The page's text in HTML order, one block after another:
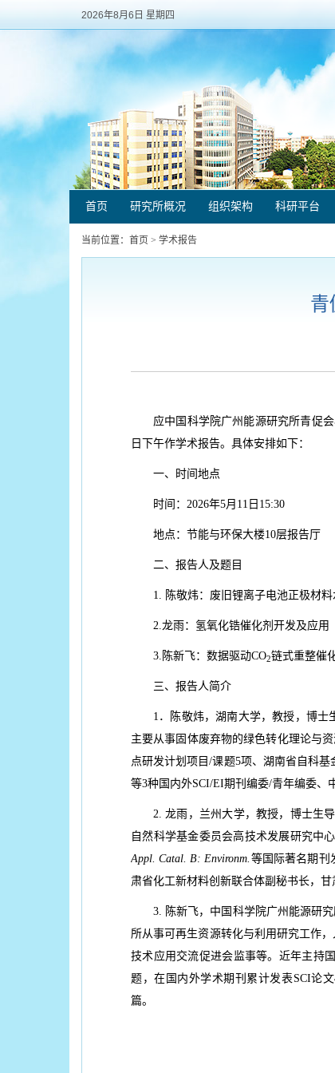
2026年8月6日 星期四
首页 研究所概况 组织架构 科研平台
当前位置： 首页 > 学术报告
青
应中国科学院广州能源研究所青促
日下午作学术报告。具体安排如下：
一、时间地点
时间：2026年5月11日15:30
地点：节能与环保大楼10层报告厅
二、报告人及题目
1. 陈敬炜：废旧锂离子电池正极材
2.龙雨：氢氧化锆催化剂开发及应用
3. 陈新飞：数据驱动CO2链式重整催
三、报告人简介
1．陈敬炜，湖南大学，教授，博士
主要从事固体废弃物的绿色转化理论与
点研发计划项目/课题5项、湖南省自科
等3种国内外SCI/EI期刊编委/青年编委、
2. 龙雨，兰州大学，教授，博士生
自然科学基金委员会高技术发展研究中
Appl. Catal. B: Environm. 等国际著名期刊
肃省化工新材料创新联合体副秘书长，
3. 陈新飞，中国科学院广州能源研
所从事可再生资源转化与利用研究工作
技术应用交流促进会监事等。近年主持
题，在国内外学术期刊累计发表SCI论
篇。